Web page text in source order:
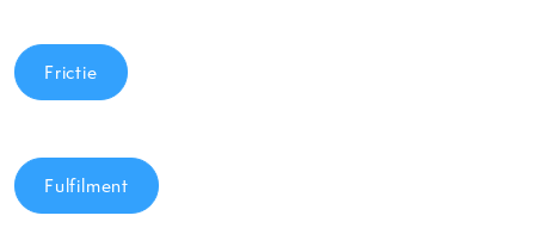
Frictie
Fulfilment